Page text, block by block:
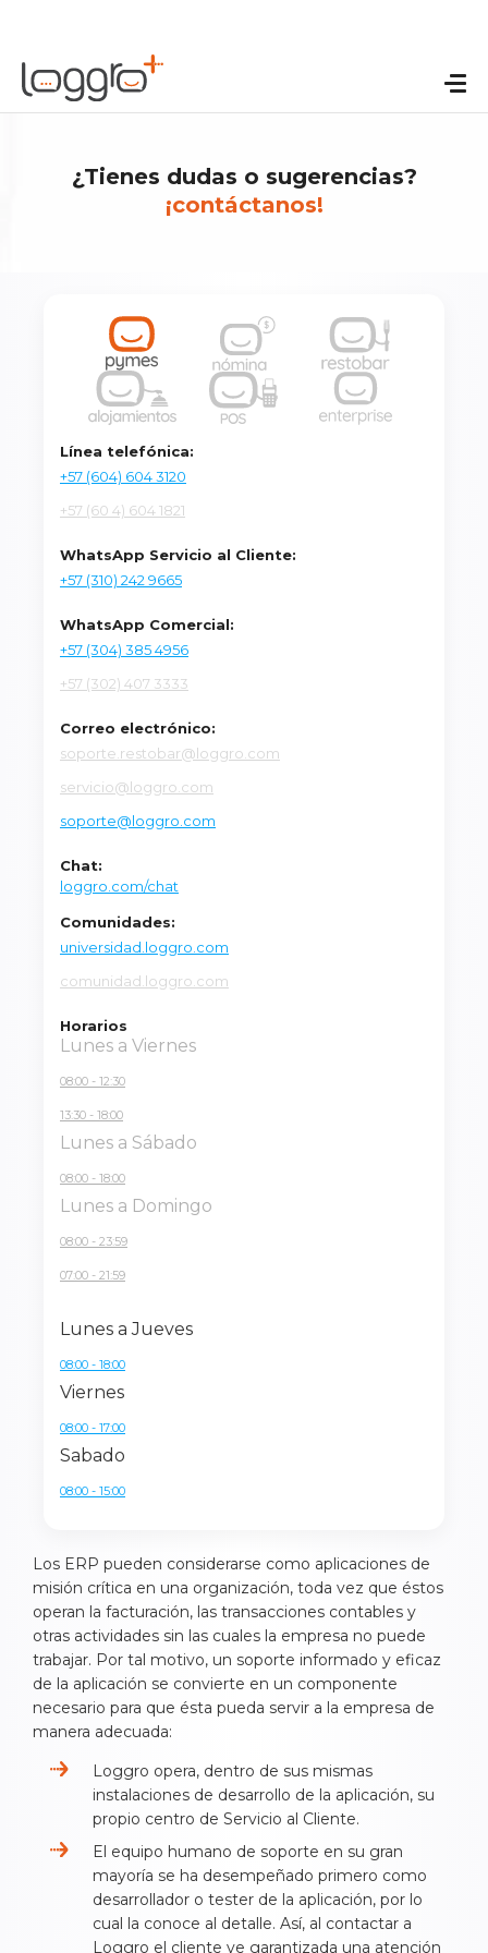
¿Tienes dudas o sugerencias?
¡contáctanos!
Línea telefónica:
+57 (604) 604 3120
+57 (60 4) 604 1821
WhatsApp Servicio al Cliente:
+57 (310) 242 9665
WhatsApp Comercial:
+57 (304) 385 4956
+57 (302) 407 3333
Correo electrónico:
soporte.restobar@loggro.com
servicio@loggro.com
soporte@loggro.com
Chat:
loggro.com/chat
Comunidades:
universidad.loggro.com
comunidad.loggro.com
Horarios
Lunes a Viernes
08:00 - 12:30
13:30 - 18:00
Lunes a Sábado
08:00 - 18:00
Lunes a Domingo
08:00 - 23:59
07:00 - 21:59
Lunes a Jueves
08:00 - 18:00
Viernes
08:00 - 17:00
Sabado
08:00 - 15:00
Los ERP pueden considerarse como aplicaciones de
misión crítica en una organización, toda vez que éstos
operan la facturación, las transacciones contables y
otras actividades sin las cuales la empresa no puede
trabajar. Por tal motivo, un soporte informado y eficaz
de la aplicación se convierte en un componente
necesario para que ésta pueda servir a la empresa de
manera adecuada:
Loggro opera, dentro de sus mismas
instalaciones de desarrollo de la aplicación, su
propio centro de Servicio al Cliente.
El equipo humano de soporte en su gran
mayoría se ha desempeñado primero como
desarrollador o tester de la aplicación, por lo
cual la conoce al detalle. Así, al contactar a
Loggro el cliente ve garantizada una atención